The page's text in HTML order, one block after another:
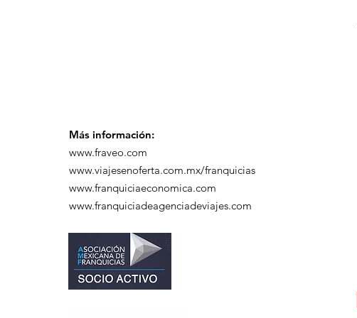
Más información:
www.fraveo.com
www.viajesenoferta.com.mx/franquicias
www.franquiciaeconomica.com
www.franquiciadeagenciadeviajes.com